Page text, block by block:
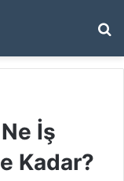
...
İş
Kadar?